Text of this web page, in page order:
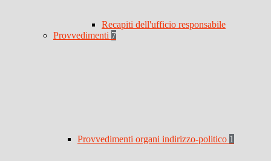
Recapiti dell'ufficio responsabile
Provvedimenti 7
Provvedimenti organi indirizzo-politico 1